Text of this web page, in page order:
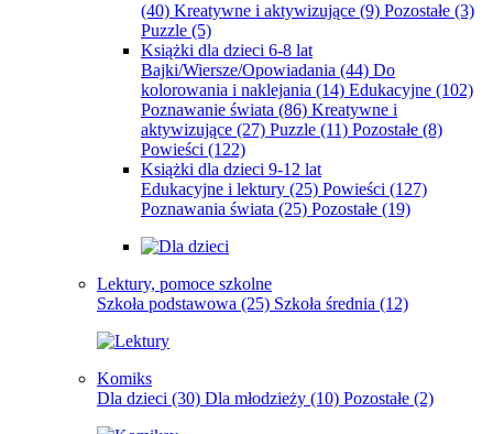
(40) Kreatywne i aktywizujące (9) Pozostałe (3)
Puzzle (5)
Książki dla dzieci 6-8 lat
Bajki/Wiersze/Opowiadania (44) Do
kolorowania i naklejania (14) Edukacyjne (102)
Poznawanie świata (86) Kreatywne i
aktywizujące (27) Puzzle (11) Pozostałe (8)
Powieści (122)
Książki dla dzieci 9-12 lat
Edukacyjne i lektury (25) Powieści (127)
Poznawania świata (25) Pozostałe (19)
Lektury, pomoce szkolne
Szkoła podstawowa (25) Szkoła średnia (12)
Komiks
Dla dzieci (30) Dla młodzieży (10) Pozostałe (2)